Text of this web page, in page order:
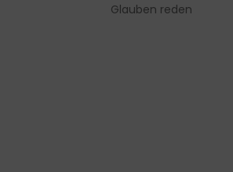
Glauben reden